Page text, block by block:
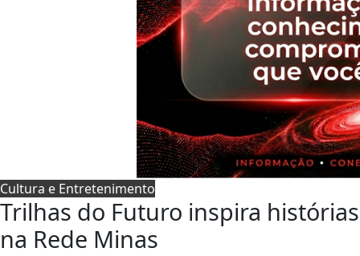
Cultura e Entretenimento
Trilhas do Futuro inspira histórias
na Rede Minas